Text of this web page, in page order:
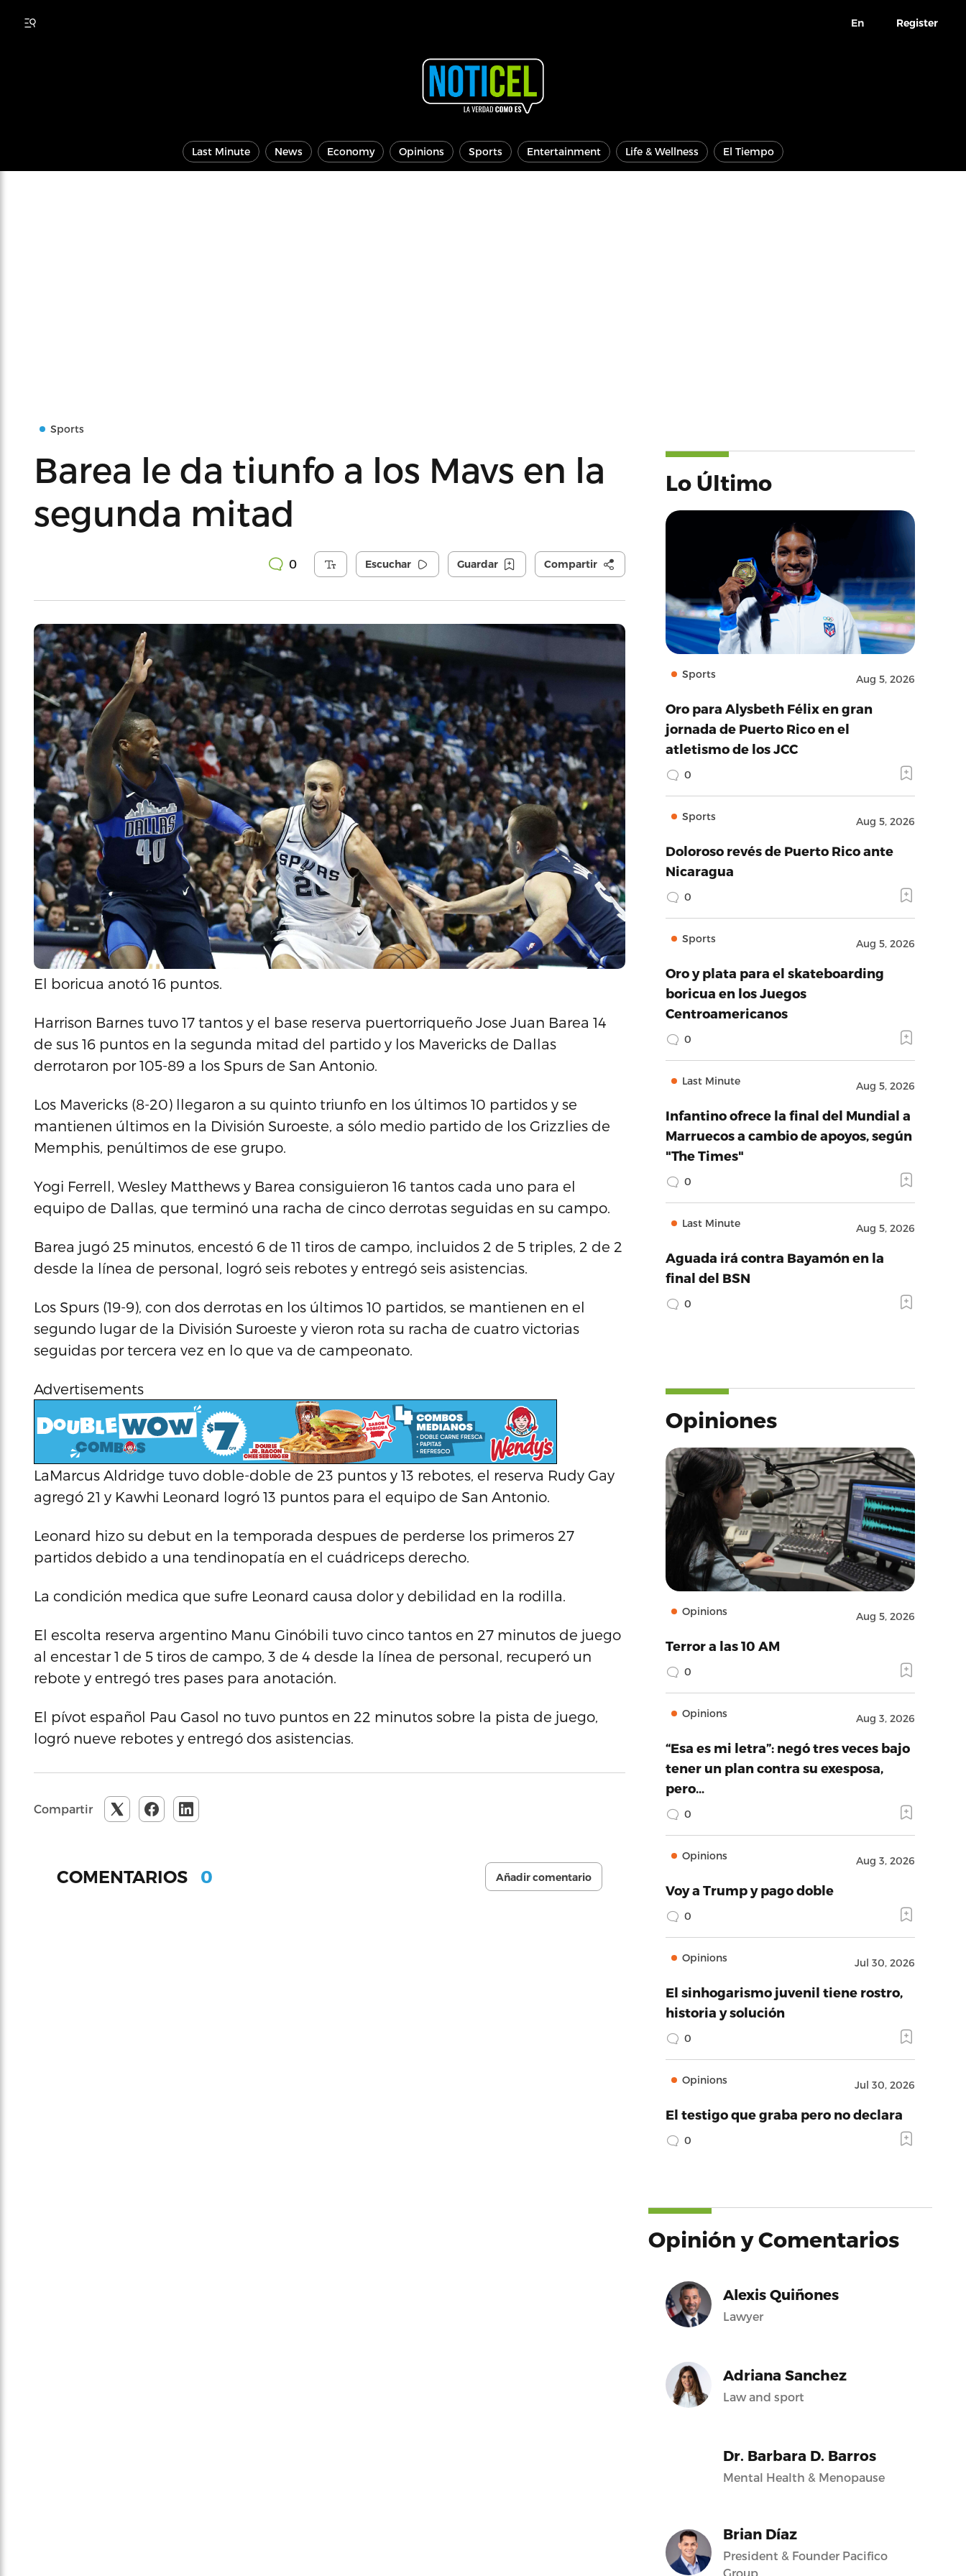
En Register
Last Minute News Economy Opinions Sports Entertainment Life & Wellness El Tiempo
Sports
Barea le da tiunfo a los Mavs en la
segunda mitad
0 Escuchar Guardar Compartir
El boricua anotó 16 puntos.
Harrison Barnes tuvo 17 tantos y el base reserva puertorriqueño Jose Juan Barea 14
de sus 16 puntos en la segunda mitad del partido y los Mavericks de Dallas
derrotaron por 105-89 a los Spurs de San Antonio.
Los Mavericks (8-20) llegaron a su quinto triunfo en los últimos 10 partidos y se
mantienen últimos en la División Suroeste, a sólo medio partido de los Grizzlies de
Memphis, penúltimos de ese grupo.
Yogi Ferrell, Wesley Matthews y Barea consiguieron 16 tantos cada uno para el
equipo de Dallas, que terminó una racha de cinco derrotas seguidas en su campo.
Barea jugó 25 minutos, encestó 6 de 11 tiros de campo, incluidos 2 de 5 triples, 2 de 2
desde la línea de personal, logró seis rebotes y entregó seis asistencias.
Los Spurs (19-9), con dos derrotas en los últimos 10 partidos, se mantienen en el
segundo lugar de la División Suroeste y vieron rota su racha de cuatro victorias
seguidas por tercera vez en lo que va de campeonato.
Advertisements
LaMarcus Aldridge tuvo doble-doble de 23 puntos y 13 rebotes, el reserva Rudy Gay
agregó 21 y Kawhi Leonard logró 13 puntos para el equipo de San Antonio.
Leonard hizo su debut en la temporada despues de perderse los primeros 27
partidos debido a una tendinopatía en el cuádriceps derecho.
La condición medica que sufre Leonard causa dolor y debilidad en la rodilla.
El escolta reserva argentino Manu Ginóbili tuvo cinco tantos en 27 minutos de juego
al encestar 1 de 5 tiros de campo, 3 de 4 desde la línea de personal, recuperó un
rebote y entregó tres pases para anotación.
El pívot español Pau Gasol no tuvo puntos en 22 minutos sobre la pista de juego,
logró nueve rebotes y entregó dos asistencias.
Compartir
COMENTARIOS 0 Añadir comentario
Lo Último
Sports Aug 5, 2026
Oro para Alysbeth Félix en gran
jornada de Puerto Rico en el
atletismo de los JCC
0
Sports Aug 5, 2026
Doloroso revés de Puerto Rico ante
Nicaragua
0
Sports Aug 5, 2026
Oro y plata para el skateboarding
boricua en los Juegos
Centroamericanos
0
Last Minute Aug 5, 2026
Infantino ofrece la final del Mundial a
Marruecos a cambio de apoyos, según
"The Times"
0
Last Minute Aug 5, 2026
Aguada irá contra Bayamón en la
final del BSN
0
Opiniones
Opinions Aug 5, 2026
Terror a las 10 AM
0
Opinions Aug 3, 2026
“Esa es mi letra”: negó tres veces bajo
tener un plan contra su exesposa,
pero…
0
Opinions Aug 3, 2026
Voy a Trump y pago doble
0
Opinions Jul 30, 2026
El sinhogarismo juvenil tiene rostro,
historia y solución
0
Opinions Jul 30, 2026
El testigo que graba pero no declara
0
Opinión y Comentarios
Alexis Quiñones
Lawyer
Adriana Sanchez
Law and sport
Dr. Barbara D. Barros
Mental Health & Menopause
Brian Díaz
President & Founder Pacifico
Group